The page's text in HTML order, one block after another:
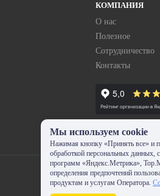
КОМПАНИЯ
О нас
Полезное
Сотрудничество
Контакты
Мы используем cookie
Нажимая кнопку «Принять все» и
обработкой персональных
программ «Яндекс.Метрика»,
определения предпочтений
продуктам и услугам Оператора.